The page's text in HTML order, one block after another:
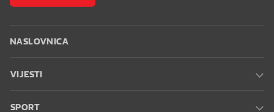
NASLOVNICA
VIJESTI
SPORT